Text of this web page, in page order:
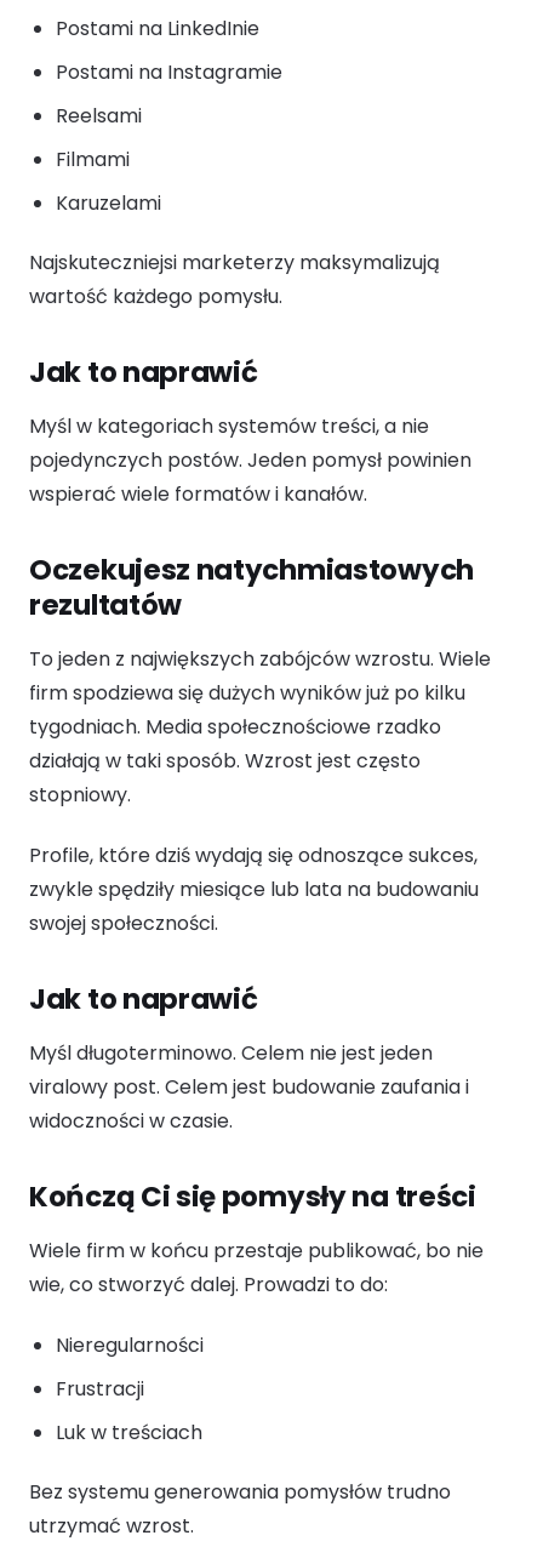
Postami na LinkedInie
Postami na Instagramie
Reelsami
Filmami
Karuzelami
Najskuteczniejsi marketerzy maksymalizują
wartość każdego pomysłu.
Jak to naprawić
Myśl w kategoriach systemów treści, a nie
pojedynczych postów. Jeden pomysł powinien
wspierać wiele formatów i kanałów.
Oczekujesz natychmiastowych
rezultatów
To jeden z największych zabójców wzrostu. Wiele
firm spodziewa się dużych wyników już po kilku
tygodniach. Media społecznościowe rzadko
działają w taki sposób. Wzrost jest często
stopniowy.
Profile, które dziś wydają się odnoszące sukces,
zwykle spędziły miesiące lub lata na budowaniu
swojej społeczności.
Jak to naprawić
Myśl długoterminowo. Celem nie jest jeden
viralowy post. Celem jest budowanie zaufania i
widoczności w czasie.
Kończą Ci się pomysły na treści
Wiele firm w końcu przestaje publikować, bo nie
wie, co stworzyć dalej. Prowadzi to do:
Nieregularności
Frustracji
Luk w treściach
Bez systemu generowania pomysłów trudno
utrzymać wzrost.